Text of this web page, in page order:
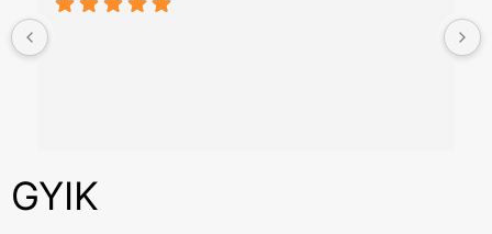
GYIK